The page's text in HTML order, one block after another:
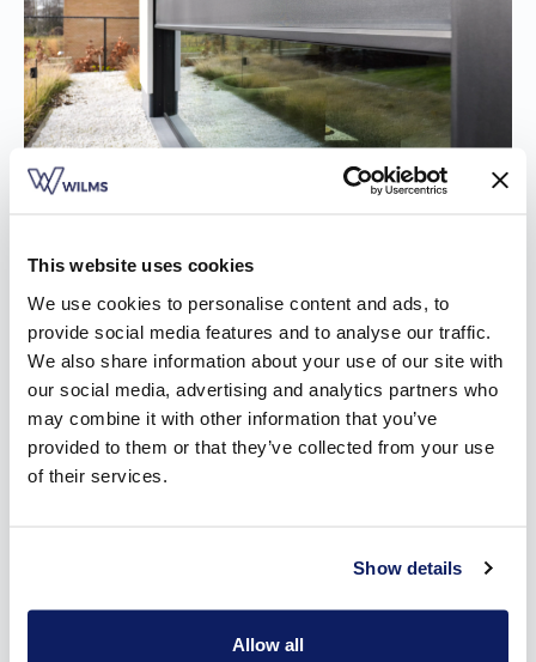
This website uses cookies
We use cookies to personalise content and ads, to
provide social media features and to analyse our traffic.
We also share information about your use of our site with
our social media, advertising and analytics partners who
may combine it with other information that you’ve
provided to them or that they’ve collected from your use
of their services.
Show details
Allow all
Overrepen
Elk huis heeft zijn eigen karakter. Je wil de zonwering in
Overrepen dan ook afwerken volgens jouw behoeftes, dat is
niet meer dan logisch. Wil je een verduisterende stof, of liever
een lichtdoorlatende? Er is een ruim aanbod aan
mogelijkheden. De kleur van het doek sluit aan bij je ramen en
rolluiken, voor een mooi en harmonieus geheel. Tot slot zijn er
lakkerijen worden alle onderdelen gelakt in een kleur van jouw